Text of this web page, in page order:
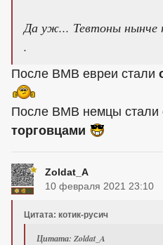
Да уж... Тевтоны нынче
.
После ВМВ евреи стали
После ВМВ немцы стали
торговцами
Zoldat_A
10 февраля 2021 23:10
Цитата: котик-русич
Цитата: Zoldat_A